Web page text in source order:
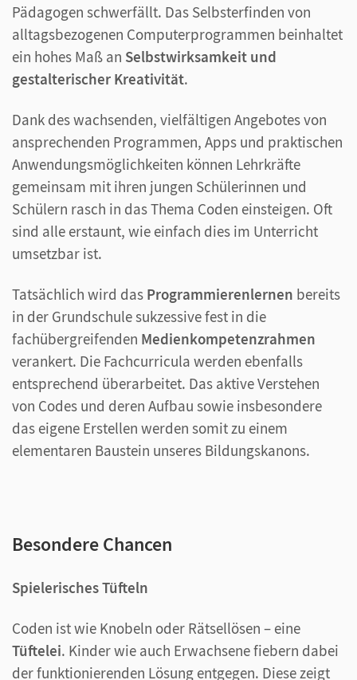
Pädagogen schwerfällt. Das Selbsterfinden von
alltagsbezogenen Computerprogrammen beinhaltet
ein hohes Maß an Selbstwirksamkeit und
gestalterischer Kreativität.
Dank des wachsenden, vielfältigen Angebotes von
ansprechenden Programmen, Apps und praktischen
Anwendungsmöglichkeiten können Lehrkräfte
gemeinsam mit ihren jungen Schülerinnen und
Schülern rasch in das Thema Coden einsteigen. Oft
sind alle erstaunt, wie einfach dies im Unterricht
umsetzbar ist.
Tatsächlich wird das Programmierenlernen bereits
in der Grundschule sukzessive fest in die
fachübergreifenden Medienkompetenzrahmen
verankert. Die Fachcurricula werden ebenfalls
entsprechend überarbeitet. Das aktive Verstehen
von Codes und deren Aufbau sowie insbesondere
das eigene Erstellen werden somit zu einem
elementaren Baustein unseres Bildungskanons.
Besondere Chancen
Spielerisches Tüfteln
Coden ist wie Knobeln oder Rätsellösen – eine
Tüftelei. Kinder wie auch Erwachsene fiebern dabei
der funktionierenden Lösung entgegen. Diese zeigt